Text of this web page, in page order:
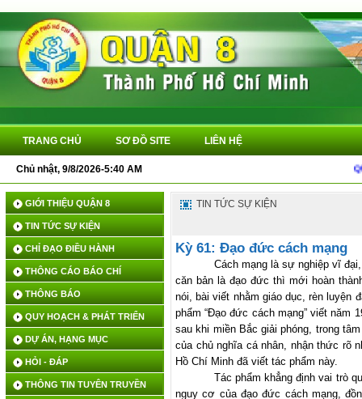
TRANG CHỦ SƠ ĐỒ SITE LIÊN HỆ
Chủ nhật, 9/8/2026-5:40 AM
GIỚI THIỆU QUẬN 8
TIN TỨC SỰ KIỆN
CHỈ ĐẠO ĐIỀU HÀNH
THÔNG CÁO BÁO CHÍ
THÔNG BÁO
QUY HOẠCH & PHÁT TRIỂN
DỰ ÁN, HẠNG MỤC
HỎI - ĐÁP
THÔNG TIN TUYÊN TRUYỀN
TIN TỨC SỰ KIỆN
Kỳ 61: Đạo đức cách mạng
Cách mạng là sự nghiệp vĩ
căn bản là đạo đức thì mới hoàn
nói, bài viết nhằm giáo dục, rèn luyện
phẩm “Đạo đức cách mạng” viết năm
sau khi miền Bắc giải phóng, trong
của chủ nghĩa cá nhân, nhận thức rõ
Hồ Chí Minh đã viết tác phẩm này.
Tác phẩm khẳng định vai trò
nguy cơ của đạo đức cách mạng,